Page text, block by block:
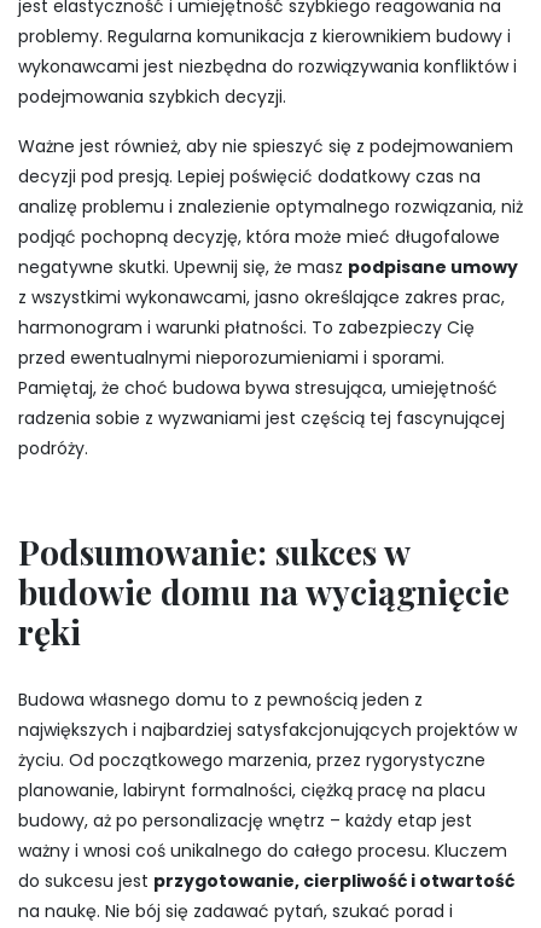
jest elastyczność i umiejętność szybkiego reagowania na
problemy. Regularna komunikacja z kierownikiem budowy i
wykonawcami jest niezbędna do rozwiązywania konfliktów i
podejmowania szybkich decyzji.
Ważne jest również, aby nie spieszyć się z podejmowaniem
decyzji pod presją. Lepiej poświęcić dodatkowy czas na
analizę problemu i znalezienie optymalnego rozwiązania, niż
podjąć pochopną decyzję, która może mieć długofalowe
negatywne skutki. Upewnij się, że masz podpisane umowy
z wszystkimi wykonawcami, jasno określające zakres prac,
harmonogram i warunki płatności. To zabezpieczy Cię
przed ewentualnymi nieporozumieniami i sporami.
Pamiętaj, że choć budowa bywa stresująca, umiejętność
radzenia sobie z wyzwaniami jest częścią tej fascynującej
podróży.
Podsumowanie: sukces w
budowie domu na wyciągnięcie
ręki
Budowa własnego domu to z pewnością jeden z
największych i najbardziej satysfakcjonujących projektów w
życiu. Od początkowego marzenia, przez rygorystyczne
planowanie, labirynt formalności, ciężką pracę na placu
budowy, aż po personalizację wnętrz – każdy etap jest
ważny i wnosi coś unikalnego do całego procesu. Kluczem
do sukcesu jest przygotowanie, cierpliwość i otwartość
na naukę. Nie bój się zadawać pytań, szukać porad i